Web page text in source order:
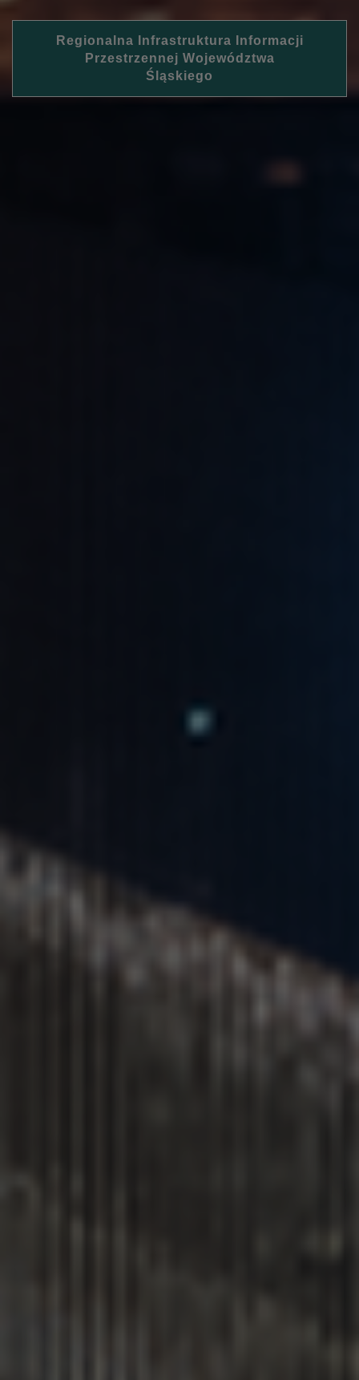
Regionalna Infrastruktura Informacji
Przestrzennej Województwa
Śląskiego